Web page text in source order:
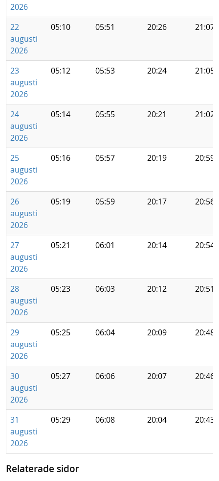
2026
22
augusti
2026
05:10 05:51 20:26 21:07
23
augusti
2026
05:12 05:53 20:24 21:05
24
augusti
2026
05:14 05:55 20:21 21:02
25
augusti
2026
05:16 05:57 20:19 20:59
26
augusti
2026
05:19 05:59 20:17 20:56
27
augusti
2026
05:21 06:01 20:14 20:54
28
augusti
2026
05:23 06:03 20:12 20:51
29
augusti
2026
05:25 06:04 20:09 20:48
30
augusti
2026
05:27 06:06 20:07 20:46
31
augusti
2026
05:29 06:08 20:04 20:43
Relaterade sidor